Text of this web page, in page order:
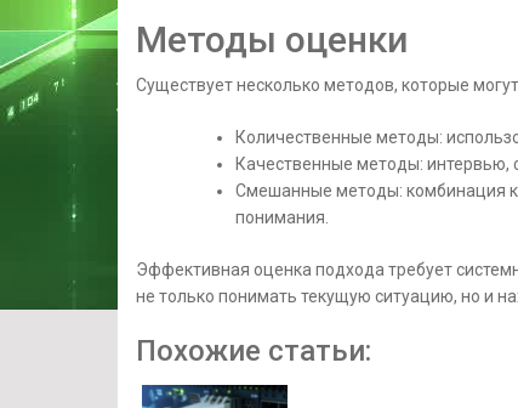
Методы оценки
Существует несколько методов, которые
Количественные методы:
Качественные методы: интервью,
Смешанные методы: комбинация
понимания.
Эффективная оценка подхода требует
не только понимать текущую ситуацию, но и
Похожие статьи: